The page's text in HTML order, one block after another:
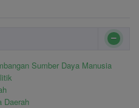
Sumber Daya Manusia
Daerah